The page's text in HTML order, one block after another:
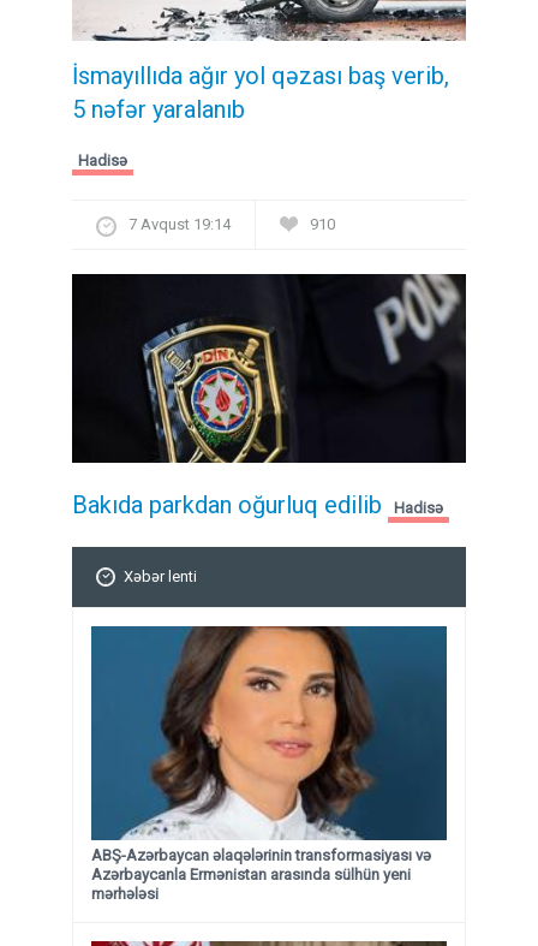
İsmayıllıda ağır yol qəzası baş verib,
5 nəfər yaralanıb
Hadisə
7 Avqust 19:14 910
Bakıda parkdan oğurluq edilib Hadisə
Xəbər lenti
ABŞ-Azərbaycan əlaqələrinin transformasiyası və
Azərbaycanla Ermənistan arasında sülhün yeni
mərhələsi